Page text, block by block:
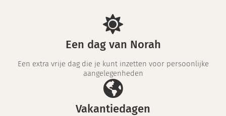
Een dag van Norah
Een extra vrije dag die je kunt inzetten voor persoonlijke
aangelegenheden
Vakantiedagen